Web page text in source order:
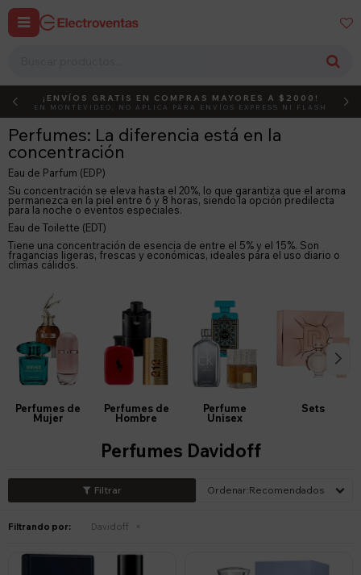
 
DEBUT ACTIVÁ EL CÓDIGO
¡ENVÍOS GRATIS EN COMPRAS MAYORES A $2000!
EN MONTEVIDEO, NO APLICA PARA ENVÍOS EXPRESS NI FLASH
Perfumes: La diferencia está en la
concentración
Eau de Parfum (EDP)
Su concentración se eleva hasta el 20%, lo que garantiza que el aroma
permanezca en la piel entre 6 y 8 horas, siendo la opción predilecta
para la noche o eventos especiales.
Eau de Toilette (EDT)
Tiene una concentración de esencia de entre el 5% y el 15%. Son
fragancias ligeras, frescas y económicas, ideales para el uso diario o
climas cálidos.
Perfumes de
Mujer
Perfumes de
Hombre
Perfume
Unisex
Sets
Perfumes Davidoff
Recomendados
Filtrando por: Davidoff